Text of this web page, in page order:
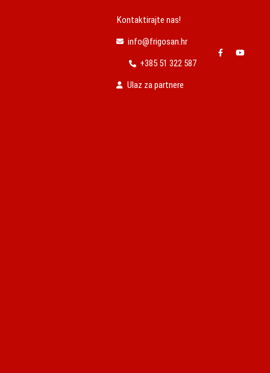
Kontaktirajte nas!
info@frigosan.hr
+385 51 322 587
Ulaz za partnere